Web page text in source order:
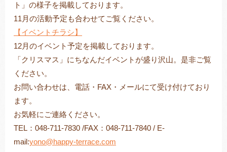
ト」の様子を掲載しております。
11月の活動予定も合わせてご覧ください。
【イベントチラシ】
12月のイベント予定を掲載しております。
「クリスマス」にちなんだイベントが盛り沢山。是非ご覧
ください。
お問い合わせは、電話・FAX・メールにて受け付けており
ます。
お気軽にご連絡ください。
TEL：048-711-7830 /FAX：048-711-7840 / E-
mail:yono@happy-terrace.com